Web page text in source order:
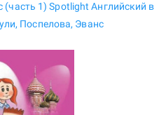
1) Spotlight Английский в
Поспелова, Эванс